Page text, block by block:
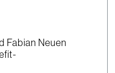
Fabian Neuen